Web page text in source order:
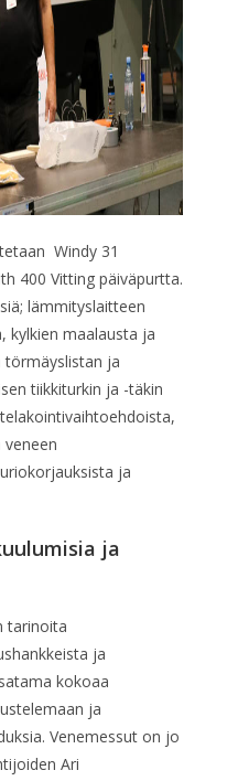
Windy 31
400 Vitting päiväpurtta.
lämmityslaitteen
kylkien maalausta ja
törmäyslistan ja
tiikkiturkin ja -täkin
ja
ja
tarinoita
ja
kokoaa
ja
Venemessut on jo
Ari